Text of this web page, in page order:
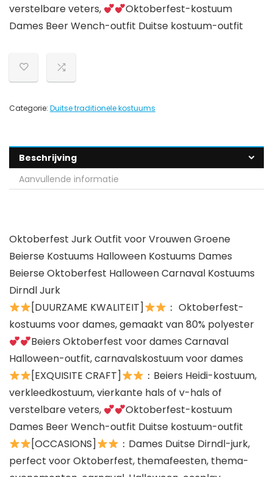
verstelbare veters,
Oktoberfest-kostuum
Dames Beer Wench-outfit Duitse kostuum-outfit
Categorie: Duitse traditionele kostuums
Beschrijving
Aanvullende informatie
Oktoberfest Jurk Outfit voor Vrouwen Groene
Beierse Kostuums Halloween Kostuums Dames
Beierse Oktoberfest Halloween Carnaval Kostuums
Dirndl Jurk
[DUURZAME KWALITEIT]
： Oktoberfest-
kostuums voor dames, gemaakt van 80% polyester
Beiers Oktoberfest voor dames Carnaval
Halloween-outfit, carnavalskostuum voor dames
[EXQUISITE CRAFT]
：Beiers Heidi-kostuum,
verkleedkostuum, vierkante hals of v-hals of
verstelbare veters,
Oktoberfest-kostuum
Dames Beer Wench-outfit Duitse kostuum-outfit
[OCCASIONS]
：Dames Duitse Dirndl-jurk,
perfect voor Oktoberfest, themafeesten, thema-